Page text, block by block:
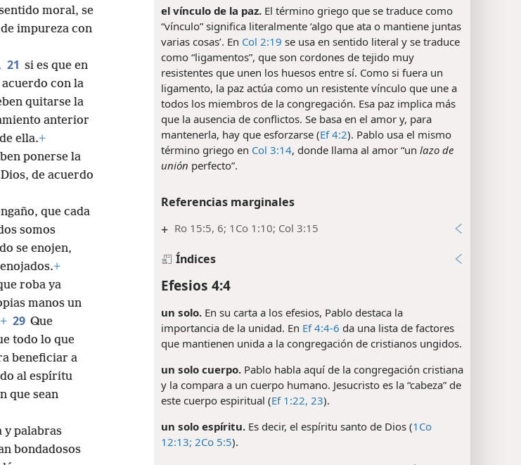
el vínculo de la paz. El término griego que se traduce como
“vínculo” significa literalmente ‘algo que ata o mantiene juntas
varias cosas’. En Col 2:19 se usa en sentido literal y se traduce
como “ligamentos”, que son cordones de tejido muy
resistentes que unen los huesos entre sí. Como si fuera un
ligamento, la paz actúa como un resistente vínculo que une a
todos los miembros de la congregación. Esa paz implica más
que la ausencia de conflictos. Se basa en el amor y, para
mantenerla, hay que esforzarse (Ef 4:2). Pablo usa el mismo
término griego en Col 3:14, donde llama al amor “un lazo de
unión perfecto”.
Referencias marginales
+ Ro 15:5, 6; 1Co 1:10; Col 3:15
Índices
Efesios 4:4
un solo. En su carta a los efesios, Pablo destaca la
importancia de la unidad. En Ef 4:4-6 da una lista de factores
que mantienen unida a la congregación de cristianos ungidos.
un solo cuerpo. Pablo habla aquí de la congregación cristiana
y la compara a un cuerpo humano. Jesucristo es la “cabeza” de
este cuerpo espiritual (Ef 1:22, 23).
un solo espíritu. Es decir, el espíritu santo de Dios (1Co
12:13; 2Co 5:5).
moral, se
impureza con
21 si es que en
con la
quitarse la
anterior
ella.+
ponerse la
de acuerdo
que cada
somos
se enojen,
+
roba ya
manos un
+ 29 Que
todo lo que
beneficiar a
al espíritu
que sean
palabras
bondadosos